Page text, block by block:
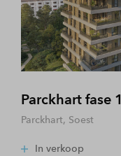
Parckhart fase 1
Parckhart, Soest
In verkoop